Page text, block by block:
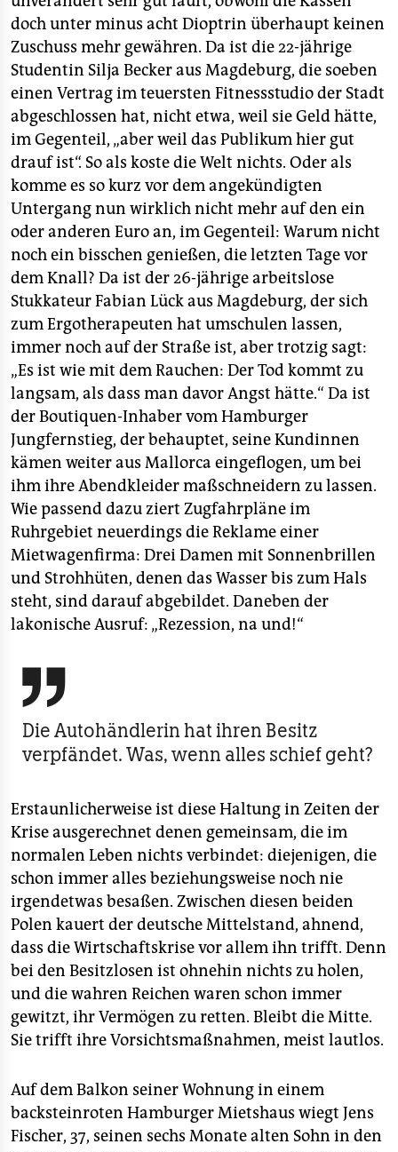
doch unter minus acht Dioptrin überhaupt keinen
Zuschuss mehr gewähren. Da ist die 22-jährige
Studentin Silja Becker aus Magdeburg, die soeben
einen Vertrag im teuersten Fitnessstudio der Stadt
abgeschlossen hat, nicht etwa, weil sie Geld hätte,
im Gegenteil, „aber weil das Publikum hier gut
drauf ist“. So als koste die Welt nichts. Oder als
komme es so kurz vor dem angekündigten
Untergang nun wirklich nicht mehr auf den ein
oder anderen Euro an, im Gegenteil: Warum nicht
noch ein bisschen genießen, die letzten Tage vor
dem Knall? Da ist der 26-jährige arbeitslose
Stukkateur Fabian Lück aus Magdeburg, der sich
zum Ergotherapeuten hat umschulen lassen,
immer noch auf der Straße ist, aber trotzig sagt:
„Es ist wie mit dem Rauchen: Der Tod kommt zu
langsam, als dass man davor Angst hätte.“ Da ist
der Boutiquen-Inhaber vom Hamburger
Jungfernstieg, der behauptet, seine Kundinnen
kämen weiter aus Mallorca eingeflogen, um bei
ihm ihre Abendkleider maßschneidern zu lassen.
Wie passend dazu ziert Zugfahrpläne im
Ruhrgebiet neuerdings die Reklame einer
Mietwagenfirma: Drei Damen mit Sonnenbrillen
und Strohhüten, denen das Wasser bis zum Hals
steht, sind darauf abgebildet. Daneben der
lakonische Ausruf: „Rezession, na und!“

Die Autohändlerin hat ihren Besitz
verpfändet. Was, wenn alles schief geht?
Erstaunlicherweise ist diese Haltung in Zeiten der
Krise ausgerechnet denen gemeinsam, die im
normalen Leben nichts verbindet: diejenigen, die
schon immer alles beziehungsweise noch nie
irgendetwas besaßen. Zwischen diesen beiden
Polen kauert der deutsche Mittelstand, ahnend,
dass die Wirtschaftskrise vor allem ihn trifft. Denn
bei den Besitzlosen ist ohnehin nichts zu holen,
und die wahren Reichen waren schon immer
gewitzt, ihr Vermögen zu retten. Bleibt die Mitte.
Sie trifft ihre Vorsichtsmaßnahmen, meist lautlos.
Auf dem Balkon seiner Wohnung in einem
backsteinroten Hamburger Mietshaus wiegt Jens
Fischer, 37, seinen sechs Monate alten Sohn in den